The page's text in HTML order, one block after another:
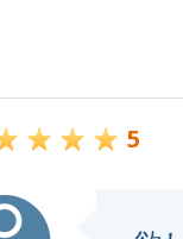
動産に関してお困り
5